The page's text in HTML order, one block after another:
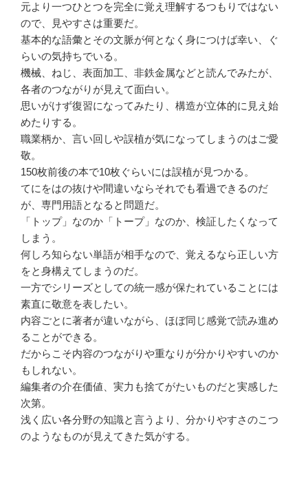
元より一つひとつを完全に覚え理解するつもりではない
ので、見やすさは重要だ。
基本的な語彙とその文脈が何となく身につけば幸い、ぐ
らいの気持ちでいる。
機械、ねじ、表面加工、非鉄金属などと読んでみたが、
各者のつながりが見えて面白い。
思いがけず復習になってみたり、構造が立体的に見え始
めたりする。
職業柄か、言い回しや誤植が気になってしまうのはご愛
敬。
150枚前後の本で10枚ぐらいには誤植が見つかる。
てにをはの抜けや間違いならそれでも看過できるのだ
が、専門用語となると問題だ。
「トップ」なのか「トープ」なのか、検証したくなって
しまう。
何しろ知らない単語が相手なので、覚えるなら正しい方
をと身構えてしまうのだ。
一方でシリーズとしての統一感が保たれていることには
素直に敬意を表したい。
内容ごとに著者が違いながら、ほぼ同じ感覚で読み進め
ることができる。
だからこそ内容のつながりや重なりが分かりやすいのか
もしれない。
編集者の介在価値、実力も捨てがたいものだと実感した
次第。
浅く広い各分野の知識と言うより、分かりやすさのこつ
のようなものが見えてきた気がする。